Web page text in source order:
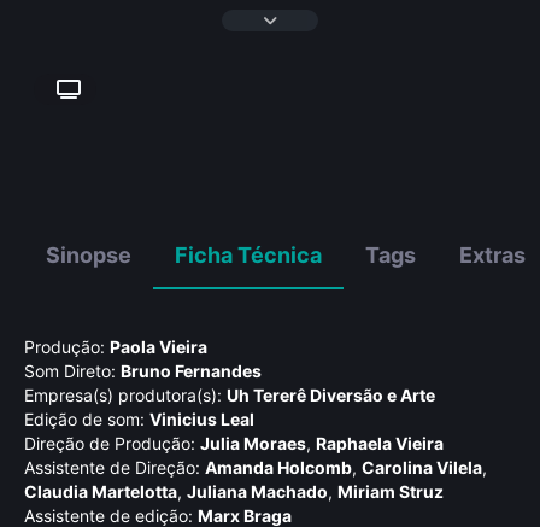
Sinopse Ficha Técnica Tags Extras
Produção: Paola Vieira
Som Direto: Bruno Fernandes
Empresa(s) produtora(s): Uh Tererê Diversão e Arte
Edição de som: Vinicius Leal
Direção de Produção: Julia Moraes, Raphaela Vieira
Assistente de Direção: Amanda Holcomb, Carolina Vilela,
Claudia Martelotta, Juliana Machado, Miriam Struz
Assistente de edição: Marx Braga